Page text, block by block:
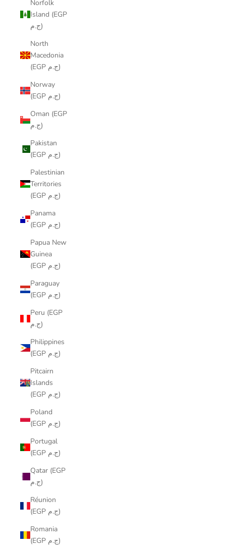
Norfolk
Island (EGP
ج.م)
North
Macedonia
(EGP ج.م)
Norway
(EGP ج.م)
Oman (EGP
ج.م)
Pakistan
(EGP ج.م)
Palestinian
Territories
(EGP ج.م)
Panama
(EGP ج.م)
Papua New
Guinea
(EGP ج.م)
Paraguay
(EGP ج.م)
Peru (EGP
ج.م)
Philippines
(EGP ج.م)
Pitcairn
Islands
(EGP ج.م)
Poland
(EGP ج.م)
Portugal
(EGP ج.م)
Qatar (EGP
ج.م)
Réunion
(EGP ج.م)
Romania
(EGP ج.م)